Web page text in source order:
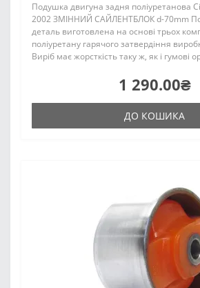
Подушка двигуна задня поліуретанова
2002 ЗМІННИЙ САЙЛЕНТБЛОК d-70mm
деталь виготовлена на основі трьох
поліуретану гарячого затвердіння
Виріб має жорсткість таку ж, як і гумові
1 290.00₴
ДО КОШИКА